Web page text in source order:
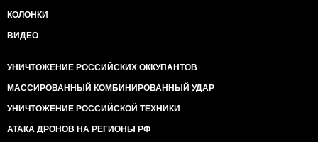
КОЛОНКИ
ВИДЕО
УНИЧТОЖЕНИЕ РОССИЙСКИХ ОККУПАНТОВ
МАССИРОВАННЫЙ КОМБИНИРОВАННЫЙ УДАР
УНИЧТОЖЕНИЕ РОССИЙСКОЙ ТЕХНИКИ
АТАКА ДРОНОВ НА РЕГИОНЫ РФ